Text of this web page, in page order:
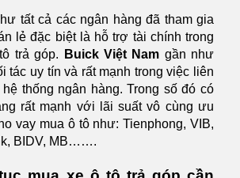
tất cả các ngân hàng đã tham gia
lẻ đặc biệt là hỗ trợ tài chính trong
trả góp.
Buick Việt Nam gần như
tác uy tín và rất mạnh trong việc liên
thống ngân hàng. Trong số đó có
rất mạnh với lãi suất vô cùng ưu
vay mua ô tô như: Tienphong, VIB,
BIDV, MB…….